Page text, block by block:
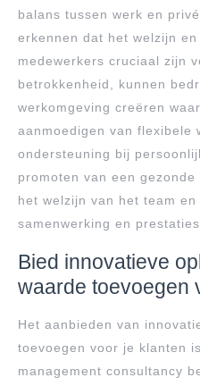
balans tussen werk en
erkennen dat het welzijn
medewerkers cruciaal zijn
betrokkenheid, kunnen
werkomgeving creëren
aanmoedigen van flexibele
ondersteuning bij
promoten van een
het welzijn van het team
samenwerking en
Bied innovatieve
waarde toevoegen
Het aanbieden van
toevoegen voor je klanten
management consultancy